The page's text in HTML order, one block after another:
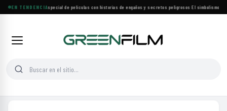
EN TENDENCIA
Lifetime estrena especial de películas con historias de engaños y secretos peligrosos·El simbolismo de